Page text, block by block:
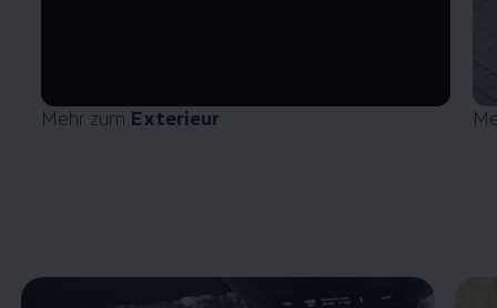
Mehr zum Exterieur
Enable fullscreen mode